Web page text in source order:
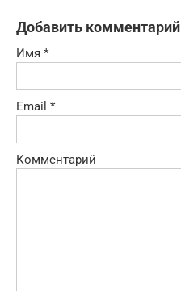
Добавить комментарий
Имя *
Email *
Комментарий